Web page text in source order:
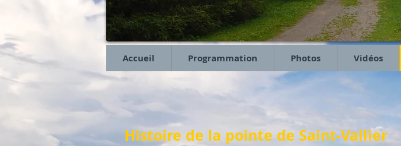
Accueil Programmation Photos Vidéos
Histoire de la pointe de Saint-Vallier